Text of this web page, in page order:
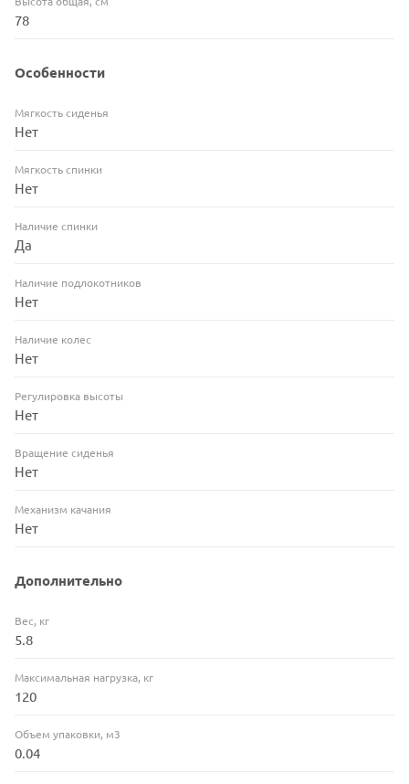
78
Особенности
Мягкость сиденья
Нет
Мягкость спинки
Нет
Наличие спинки
Да
Наличие подлокотников
Нет
Наличие колес
Нет
Регулировка высоты
Нет
Вращение сиденья
Нет
Механизм качания
Нет
Дополнительно
Вес, кг
5.8
Максимальная нагрузка, кг
120
Объем упаковки, м3
0.04